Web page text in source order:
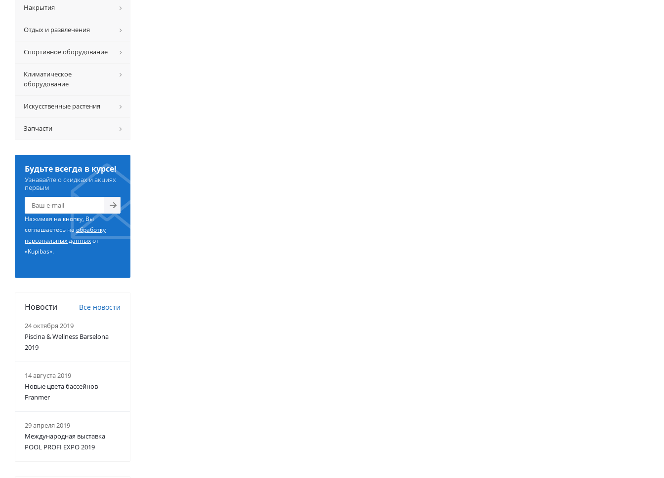
Накрытия
Отдых и развлечения
Спортивное оборудование
Климатическое
оборудование
Искусственные растения
Запчасти
Будьте всегда в курсе!
Узнавайте о скидках и акциях
первым
Нажимая на кнопку, Вы
соглашаетесь наобработку
персональных данныхот
«Kupibas».
Новости Все новости
24 октября 2019
Piscina & Wellness Barselona
2019
14 августа 2019
Новые цвета бассейнов
Franmer
29 апреля 2019
Международная выставка
POOL PROFI EXPO 2019